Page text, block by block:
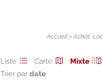
Accueil >Achat,
Liste Carte
Mixte
Trier par